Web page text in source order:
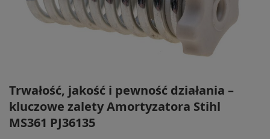
Trwałość, jakość i pewność działania –
kluczowe zalety Amortyzatora Stihl
MS361 PJ36135